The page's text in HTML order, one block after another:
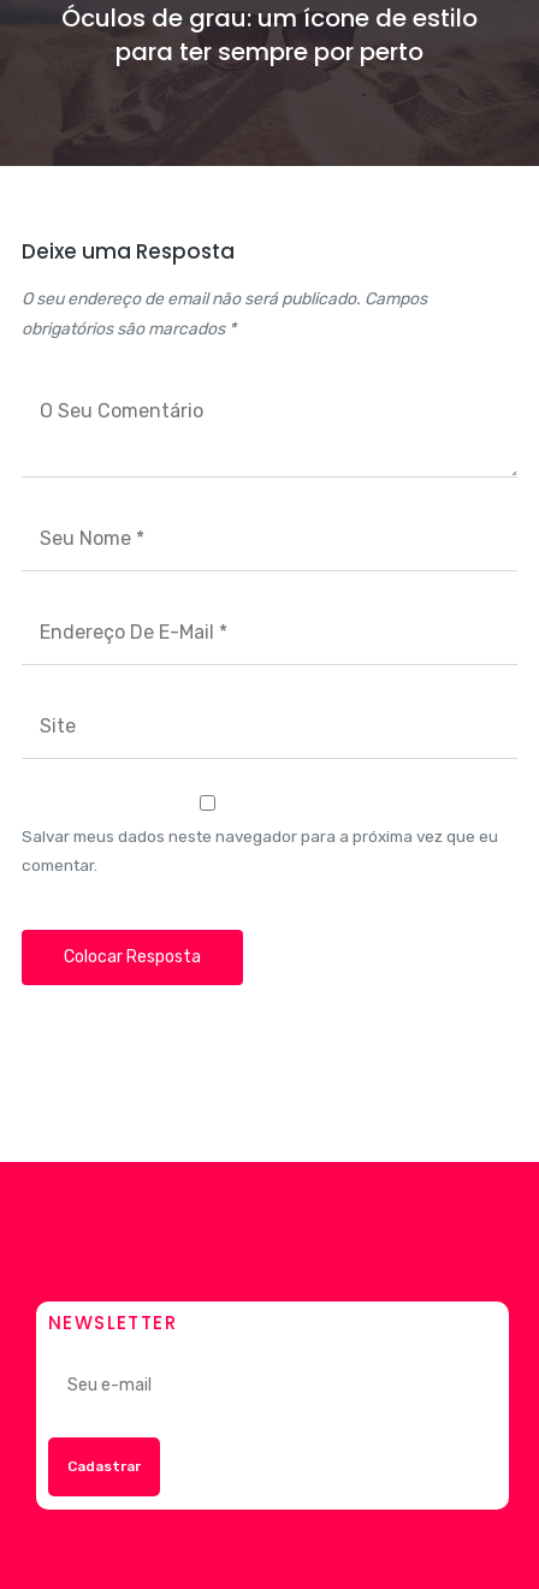
Óculos de grau: um ícone de estilo
para ter sempre por perto
Deixe uma Resposta
O seu endereço de email não será publicado. Campos
obrigatórios são marcados *
Salvar meus dados neste navegador para a próxima vez que eu
comentar.
NEWSLETTER